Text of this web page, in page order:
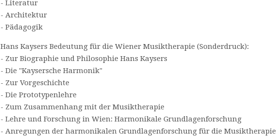
- Literatur
- Architektur
- Pädagogik
Hans Kaysers Bedeutung für die Wiener Musiktherapie (Sonderdruck):
- Zur Biographie und Philosophie Hans Kaysers
- Die "Kaysersche Harmonik"
- Zur Vorgeschichte
- Die Prototypenlehre
- Zum Zusammenhang mit der Musiktherapie
- Lehre und Forschung in Wien: Harmonikale Grundlagenforschung
- Anregungen der harmonikalen Grundlagenforschung für die Musiktherapie